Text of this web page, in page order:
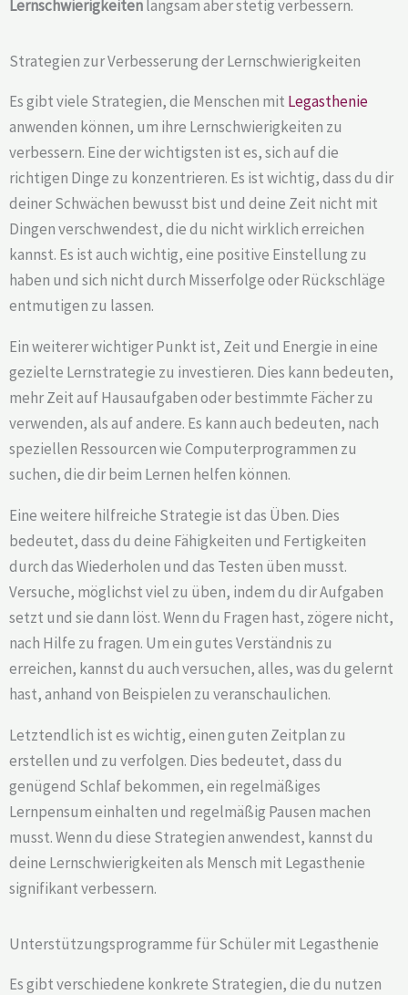
Lernschwierigkeitenlangsam aber stetig verbessern.
Strategien zur Verbesserung der Lernschwierigkeiten
Es gibt viele Strategien, die Menschen mit Legasthenie
anwenden können, um ihre Lernschwierigkeiten zu
verbessern. Eine der wichtigsten ist es, sich auf die
richtigen Dinge zu konzentrieren. Es ist wichtig, dass du dir
deiner Schwächen bewusst bist und deine Zeit nicht mit
Dingen verschwendest, die du nicht wirklich erreichen
kannst. Es ist auch wichtig, eine positive Einstellung zu
haben und sich nicht durch Misserfolge oder Rückschläge
entmutigen zu lassen.
Ein weiterer wichtiger Punkt ist, Zeit und Energie in eine
gezielte Lernstrategie zu investieren. Dies kann bedeuten,
mehr Zeit auf Hausaufgaben oder bestimmte Fächer zu
verwenden, als auf andere. Es kann auch bedeuten, nach
speziellen Ressourcen wie Computerprogrammen zu
suchen, die dir beim Lernen helfen können.
Eine weitere hilfreiche Strategie ist das Üben. Dies
bedeutet, dass du deine Fähigkeiten und Fertigkeiten
durch das Wiederholen und das Testen üben musst.
Versuche, möglichst viel zu üben, indem du dir Aufgaben
setzt und sie dann löst. Wenn du Fragen hast, zögere nicht,
nach Hilfe zu fragen. Um ein gutes Verständnis zu
erreichen, kannst du auch versuchen, alles, was du gelernt
hast, anhand von Beispielen zu veranschaulichen.
Letztendlich ist es wichtig, einen guten Zeitplan zu
erstellen und zu verfolgen. Dies bedeutet, dass du
genügend Schlaf bekommen, ein regelmäßiges
Lernpensum einhalten und regelmäßig Pausen machen
musst. Wenn du diese Strategien anwendest, kannst du
deine Lernschwierigkeiten als Mensch mit Legasthenie
signifikant verbessern.
Unterstützungsprogramme für Schüler mit Legasthenie
Es gibt verschiedene konkrete Strategien, die du nutzen